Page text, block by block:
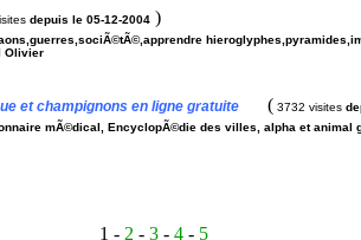
depuis le 05-12-2004 )
Olivier
et champignons en ligne gratuite ( 3732 visites
mÃ©dical, EncyclopÃ©die des villes, alpha et animal
1 - 2 - 3 - 4 - 5